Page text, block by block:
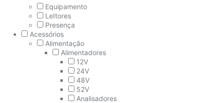
Equipamento
LeItores
Presença
Acessórios
Alimentação
Alimentadores
12V
24V
48V
52V
Analisadores